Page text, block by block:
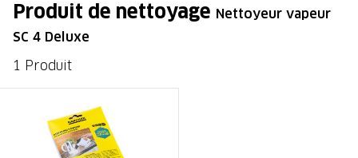
Produit de nettoyage Nettoyeur vapeur
SC 4 Deluxe
1 Produit